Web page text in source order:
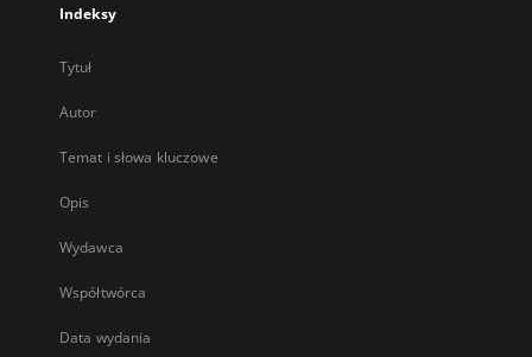
Indeksy
Tytuł
Autor
Temat i słowa kluczowe
Opis
Wydawca
Współtwórca
Data wydania